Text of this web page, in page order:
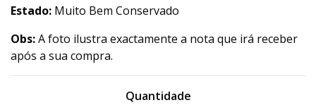
Estado: Muito Bem Conservado
Obs:A foto ilustra exactamente a nota que irá receber
após a sua compra.
Quantidade